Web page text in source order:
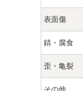
表面傷
錆・腐食
歪・亀裂